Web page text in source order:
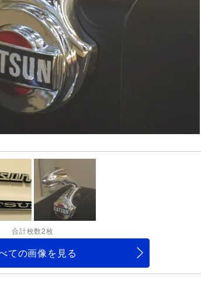
合計枚数2枚
ての画像を見る